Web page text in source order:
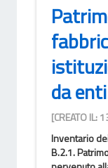
da
[CREATO
Inventario
B.2.1.